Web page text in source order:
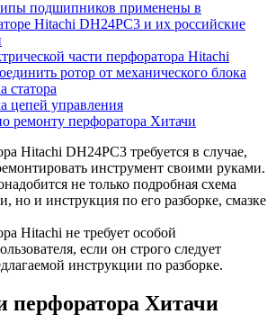
подшипников применены в
Hitachi DH24PC3 и их российские
части перфоратора Hitachi
ротор от механического блока
статора
цепей управления
ремонту перфоратора Хитачи
Hitachi DH24PC3 требуется в случае,
инструмент своими руками.
не только подробная схема
но и инструкция по его разборке, смазке
Hitachi не требует особой
если он строго следует
инструкции по разборке.
перфоратора Хитачи